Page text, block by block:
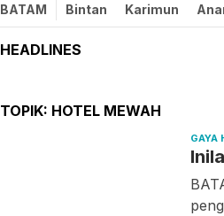
BATAM Bintan Karimun
HEADLINES
TOPIK: HOTEL MEWAH
GAYA